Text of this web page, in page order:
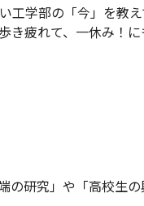
学部の「今」を教え
疲れて、一休み！に
研究」や「高校生